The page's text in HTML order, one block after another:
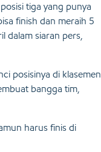
tiga yang punya
finish dan meraih 5
dalam siaran pers,
posisinya di klasemen
bangga tim,
harus finis di